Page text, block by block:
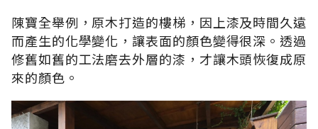
陳寶全舉例，原木打造的樓梯，因上漆及時間久遠
而產生的化學變化，讓表面的顏色變得很深。透過
修舊如舊的工法磨去外層的漆，才讓木頭恢復成原
來的顏色。